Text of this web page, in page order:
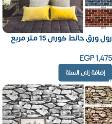
رول ورق حائط كورى 15 متر مربع
EGP1,475
إضافة إلى السلة